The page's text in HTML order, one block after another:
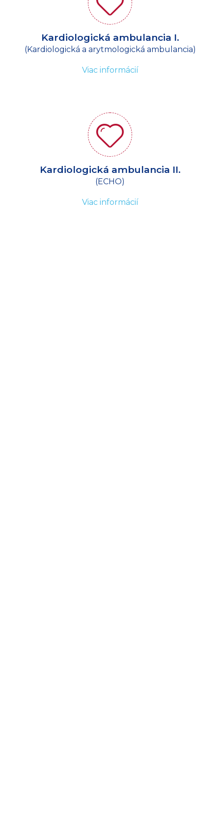
Kardiologická ambulancia I.
(Kardiologická a arytmologická ambulancia)
Viac informácií
Kardiologická ambulancia II.
(ECHO)
Viac informácií